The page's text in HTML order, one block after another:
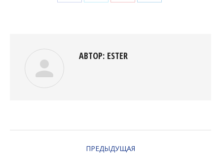
АВТОР: ESTER
ПРЕДЫДУЩАЯ